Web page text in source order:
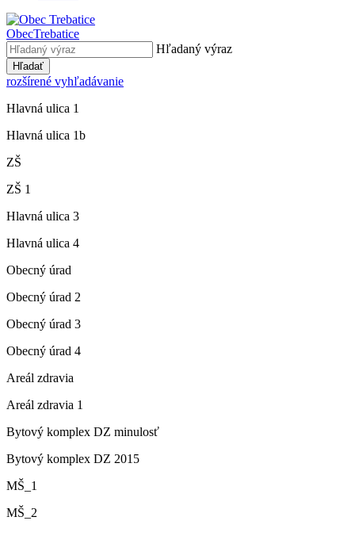
ObecTrebatice
Hľadaný výraz
Hľadať
rozšírené vyhľadávanie
Hlavná ulica 1
Hlavná ulica 1b
ZŠ
ZŠ 1
Hlavná ulica 3
Hlavná ulica 4
Obecný úrad
Obecný úrad 2
Obecný úrad 3
Obecný úrad 4
Areál zdravia
Areál zdravia 1
Bytový komplex DZ minulosť
Bytový komplex DZ 2015
MŠ_1
MŠ_2